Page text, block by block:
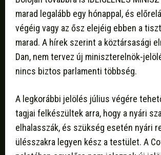
marad legalább egy hónappal, és
végéig vagy az ősz elejéig ebben a
marad. A hírek szerint a köztársasági
Dan, nem tervez új miniszterelnök-
nincs biztos parlamenti többség.
A legkorábbi jelölés július végére
tagjai felkészültek arra, hogy a nyári
elhalasszák, és szükség esetén nyári
ülésszakra legyen kész a testület. A